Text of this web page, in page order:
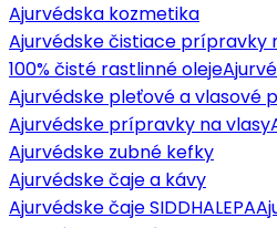
Ajurvédska kozmetika
Ajurvédske čistiace prípravky
100% čisté rastlinné oleje
Ajurvédske pleťové a vlasové
Ajurvédske prípravky na vlasy
Ajurvédske zubné kefky
Ajurvédske čaje a kávy
Ajurvédske čaje SIDDHALEPA